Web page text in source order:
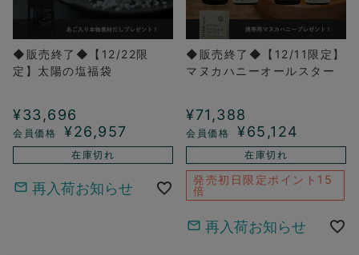
◆販売終了◆【12/22限
定】太陽の塩福袋
¥33,696
¥26,957
在庫切れ
再入荷お知らせ
◆販売終了◆【12/11限定】
マヌカハニーオールスター
¥71,388
¥65,124
在庫切れ
発売初日限定ポイント15
倍
再入荷お知らせ